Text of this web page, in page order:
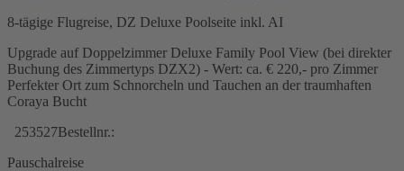
8-tägige Flugreise, DZ Deluxe Poolseite inkl. AI
Upgrade auf Doppelzimmer Deluxe Family Pool View (bei direkter
Buchung des Zimmertyps DZX2) - Wert: ca. € 220,- pro Zimmer
Perfekter Ort zum Schnorcheln und Tauchen an der traumhaften
Coraya Bucht
253527Bestellnr.:
Pauschalreise